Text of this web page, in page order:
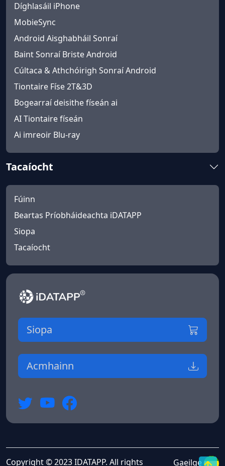
Díghlasáil iPhone
MobieSync
Android Aisghabháil Sonraí
Baint Sonraí Briste Android
Cúltaca & Athchóirigh Sonraí Android
Tiontaire Físe 2T&3D
Bogearraí deisithe físeán ai
AI Tiontaire físeán
Ai imreoir Blu-ray
Tacaíocht
Fúinn
Beartas Príobháideachta iDATAPP
Siopa
Tacaíocht
Siopa
Acmhainn
Copyright © 2023 IDATAPP. All rights Gaeilge